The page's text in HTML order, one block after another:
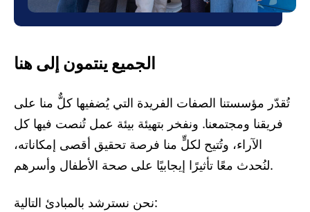
الجميع ينتمون إلى هنا
تُقدّر مؤسستنا الصفات الفريدة التي يُضفيها كلٌّ منا على
فريقنا ومجتمعنا. ونفخر بتهيئة بيئة عمل تُنصت فيها كل
الآراء، وتُتيح لكلٍّ منا فرصة تحقيق أقصى إمكاناته،
لنُحدث معًا تأثيرًا إيجابيًا على صحة الأطفال وأسرهم.
نحن نسترشد بالمبادئ التالية: